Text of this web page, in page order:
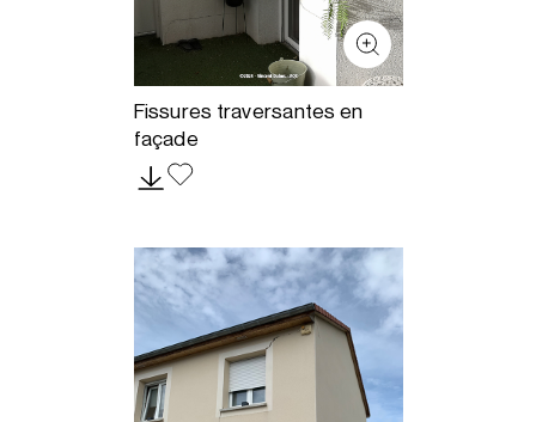
Fissures traversantes en
façade